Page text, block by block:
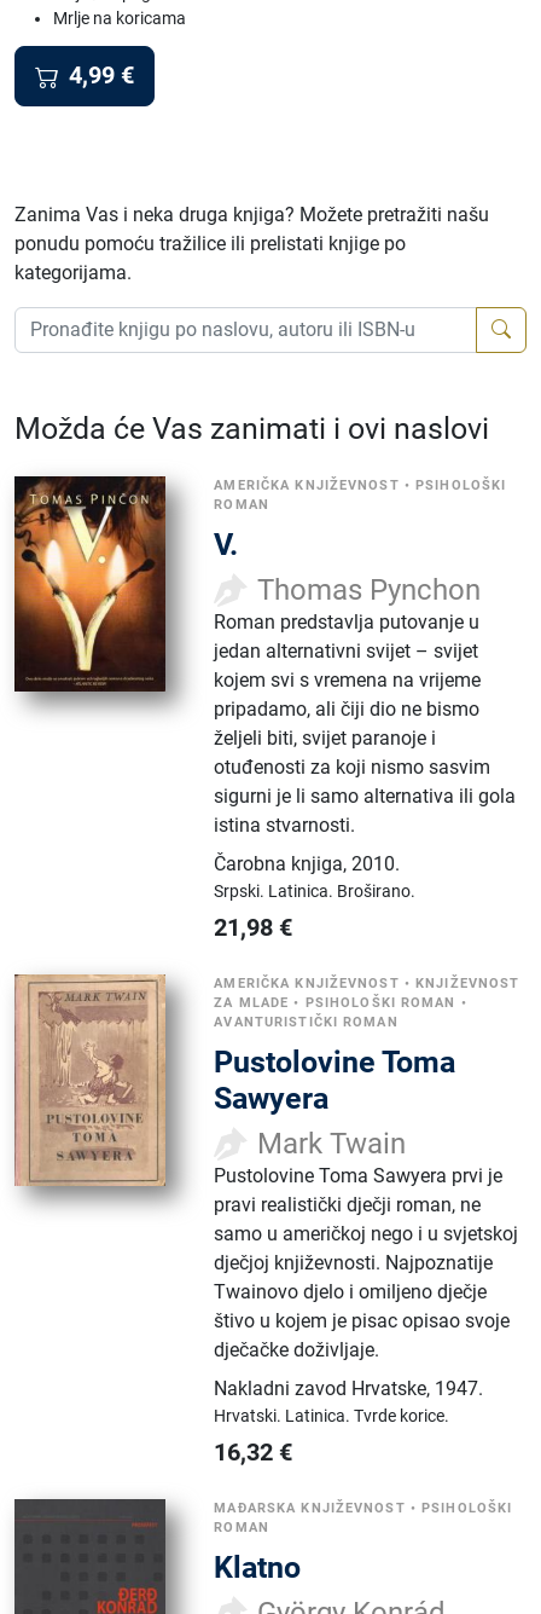
Mrlje na koricama
4,99 €
Zanima Vas i neka druga knjiga? Možete pretražiti našu
ponudu pomoću tražilice ili prelistati knjige po
kategorijama.
Možda će Vas zanimati i ovi naslovi
AMERIČKA KNJIŽEVNOST •PSIHOLOŠKI
ROMAN
V.
Thomas Pynchon
Roman predstavlja putovanje u
jedan alternativni svijet – svijet
kojem svi s vremena na vrijeme
pripadamo, ali čiji dio ne bismo
željeli biti, svijet paranoje i
otuđenosti za koji nismo sasvim
sigurni je li samo alternativa ili gola
istina stvarnosti.
Čarobna knjiga,2010.
Srpski. Latinica. Broširano.
21,98 €
AMERIČKA KNJIŽEVNOST •KNJIŽEVNOST
ZA MLADE • PSIHOLOŠKI ROMAN •
AVANTURISTIČKI ROMAN
Pustolovine Toma
Sawyera
Mark Twain
Pustolovine Toma Sawyera prvi je
pravi realistički dječji roman, ne
samo u američkoj nego i u svjetskoj
dječjoj književnosti. Najpoznatije
Twainovo djelo i omiljeno dječje
štivo u kojem je pisac opisao svoje
dječačke doživljaje.
Nakladni zavod Hrvatske, 1947.
Hrvatski. Latinica.Tvrde korice.
16,32 €
MAĐARSKA KNJIŽEVNOST •PSIHOLOŠKI
ROMAN
Klatno